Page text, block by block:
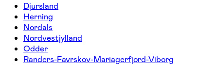
Djursland
Herning
Nordals
Nordvestjylland
Odder
Randers-Favrskov-Mariagerfjord-Viborg